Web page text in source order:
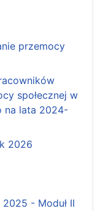
przemocy
społecznej w
na lata 2024-
2026
- Moduł II